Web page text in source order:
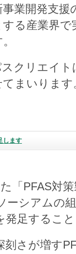
業開発支
る産業界
クリエイ
まいります
します
「PFAS対
ーシアムの
発足するこ
刻さが増す